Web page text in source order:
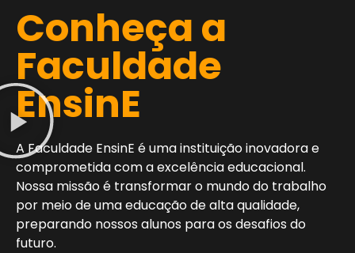
Conheça a
Faculdade
EnsinE
A Faculdade EnsinE é uma instituição inovadora e
comprometida com a excelência educacional.
Nossa missão é transformar o mundo do trabalho
por meio de uma educação de alta qualidade,
preparando nossos alunos para os desafios do
futuro.